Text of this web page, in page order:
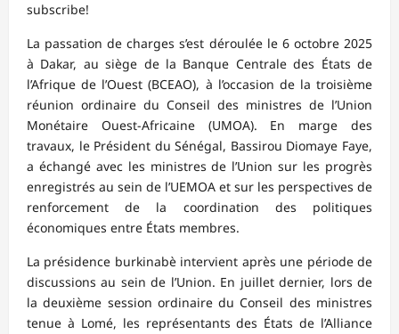
subscribe!
La passation de charges s’est déroulée le 6 octobre 2025
à Dakar, au siège de la Banque Centrale des États de
l’Afrique de l’Ouest (BCEAO), à l’occasion de la troisième
réunion ordinaire du Conseil des ministres de l’Union
Monétaire Ouest-Africaine (UMOA). En marge des
travaux, le Président du Sénégal, Bassirou Diomaye Faye,
a échangé avec les ministres de l’Union sur les progrès
enregistrés au sein de l’UEMOA et sur les perspectives de
renforcement de la coordination des politiques
économiques entre États membres.
La présidence burkinabè intervient après une période de
discussions au sein de l’Union. En juillet dernier, lors de
la deuxième session ordinaire du Conseil des ministres
tenue à Lomé, les représentants des États de l’Alliance